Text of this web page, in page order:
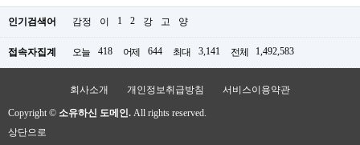
인기검색어 감정 이 1 2 강 고 양
접속자집계 오늘 418 어제 644 최대 3,141 전체 1,492,583
회사소개 개인정보취급방침 서비스이용약관
Copyright © 소유하신 도메인. All rights reserved.
상단으로